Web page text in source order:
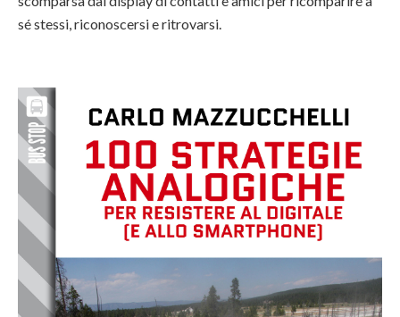
sé stessi, riconoscersi e ritrovarsi.